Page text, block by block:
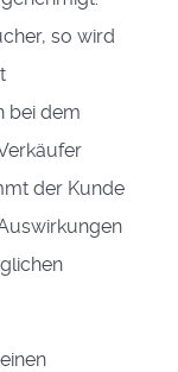
so wird
bei dem
der Kunde